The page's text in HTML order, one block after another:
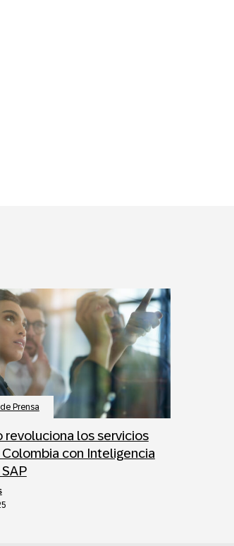
Prensa
revoluciona los servicios
con Inteligencia